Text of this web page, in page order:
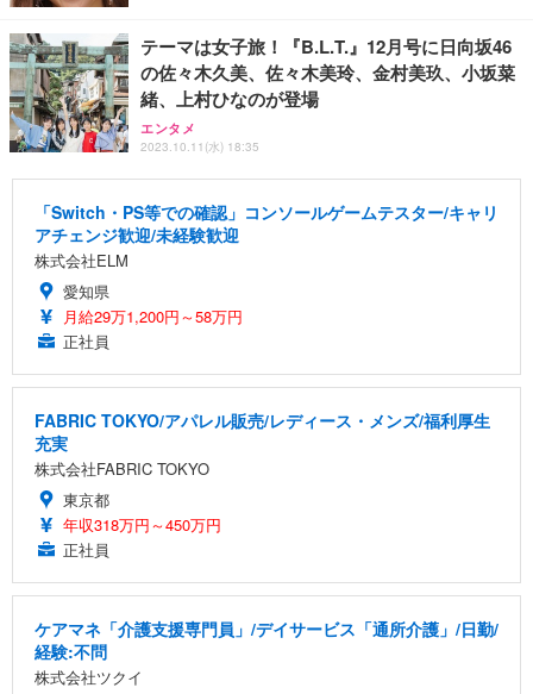
テーマは女子旅！『B.L.T.』12月号に日向坂46
の佐々木久美、佐々木美玲、金村美玖、小坂菜
緒、上村ひなのが登場
エンタメ
2023.10.11(水) 18:35
「Switch・PS等での確認」コンソールゲームテスター/キャリ
アチェンジ歓迎/未経験歓迎
株式会社ELM
愛知県
月給29万1,200円～58万円
正社員
FABRIC TOKYO/アパレル販売/レディース・メンズ/福利厚生
充実
株式会社FABRIC TOKYO
東京都
年収318万円～450万円
正社員
ケアマネ「介護支援専門員」/デイサービス「通所介護」/日勤/
経験:不問
株式会社ツクイ